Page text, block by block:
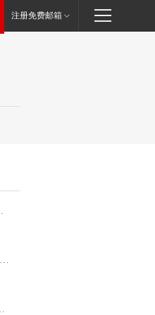
注册免费邮箱